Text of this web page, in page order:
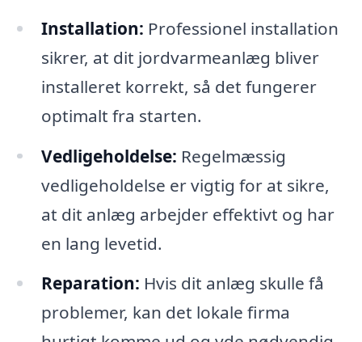
Installation: Professionel installation
sikrer, at dit jordvarmeanlæg bliver
installeret korrekt, så det fungerer
optimalt fra starten.
Vedligeholdelse: Regelmæssig
vedligeholdelse er vigtig for at sikre,
at dit anlæg arbejder effektivt og har
en lang levetid.
Reparation: Hvis dit anlæg skulle få
problemer, kan det lokale firma